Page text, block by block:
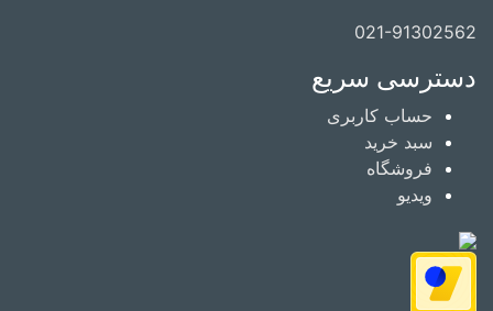
021-91302562
دسترسی سریع
حساب کاربری
سبد خرید
فروشگاه
ویدیو